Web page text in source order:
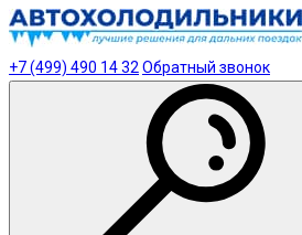
+7 (499) 490 14 32 Обратный звонок